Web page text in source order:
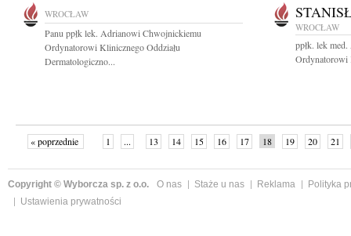
WROCŁAW
Panu ppłk lek. Adrianowi Chwojnickiemu
Ordynatorowi Klinicznego Oddziału
Dermatologiczno...
WROCŁAW
ppłk. lek
Ordynatorowi
« poprzednie 1 ... 13 14 15 16 17 18 19 20
21
Copyright © Wyborcza sp. z o.o. O nas Staże u nas Reklama
Polityka
Ustawienia prywatności